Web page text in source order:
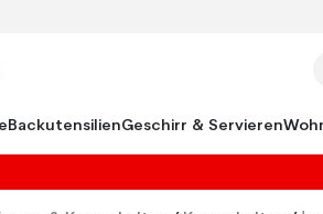
BackutensilienGeschirr & Servieren